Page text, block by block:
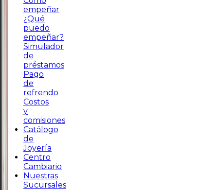
empeñar
¿Qué
puedo
empeñar?
Simulador
de
préstamos
Pago
de
refrendo
Costos
y
comisiones
Catálogo
de
Joyería
Centro
Cambiario
Nuestras
Sucursales